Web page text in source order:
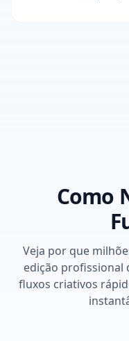
Como
Veja por que
edição profissional
fluxos criativos